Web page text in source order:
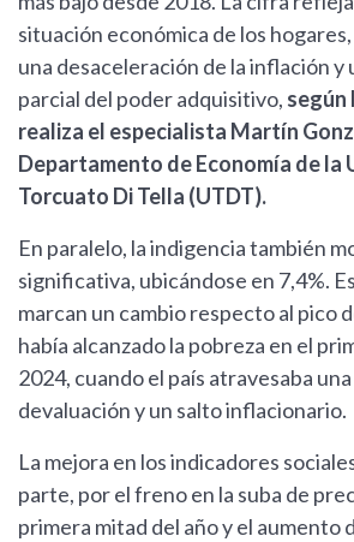
situación económica de los
una desaceleración de la inflación
parcial del poder adquisitivo, según
realiza el especialista Martín
Departamento de Economía de la
Torcuato Di Tella (UTDT).
En paralelo, la indigencia también
significativa, ubicándose en 7,4%.
marcan un cambio respecto al pico
había alcanzado la pobreza en el
2024, cuando el país atravesaba
devaluación y un salto inflacionario.
La mejora en los indicadores
parte, por el freno en la suba de
primera mitad del año y el aumento